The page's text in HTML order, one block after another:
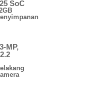
SoC
MP,